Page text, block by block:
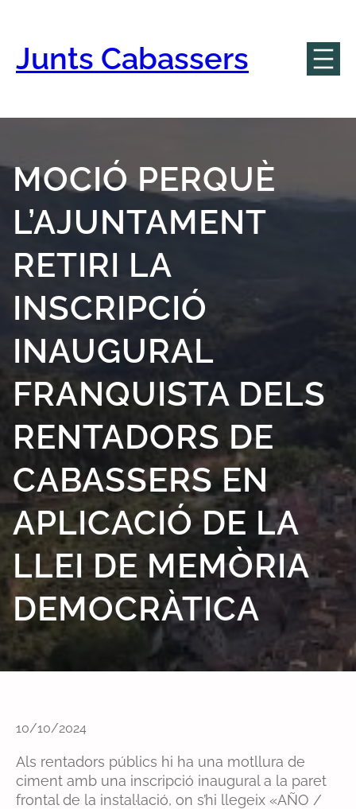
contingut
Junts Cabassers
MOCIÓ PERQUÈ
L’AJUNTAMENT
RETIRI LA
INSCRIPCIÓ
INAUGURAL
FRANQUISTA DELS
RENTADORS DE
CABASSERS EN
APLICACIÓ DE LA
LLEI DE MEMÒRIA
DEMOCRÀTICA
10/10/2024
Als rentadors públics hi ha una motllura de
ciment amb una inscripció inaugural a la paret
frontal de la instal·lació, on s’hi llegeix «AÑO /